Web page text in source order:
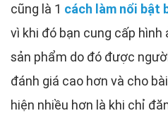
cũng là 1 cách làm nổi bật
vì khi đó bạn cung cấp
sản phẩm do đó được
đánh giá cao hơn và cho
hiện nhiều hơn là khi chỉ